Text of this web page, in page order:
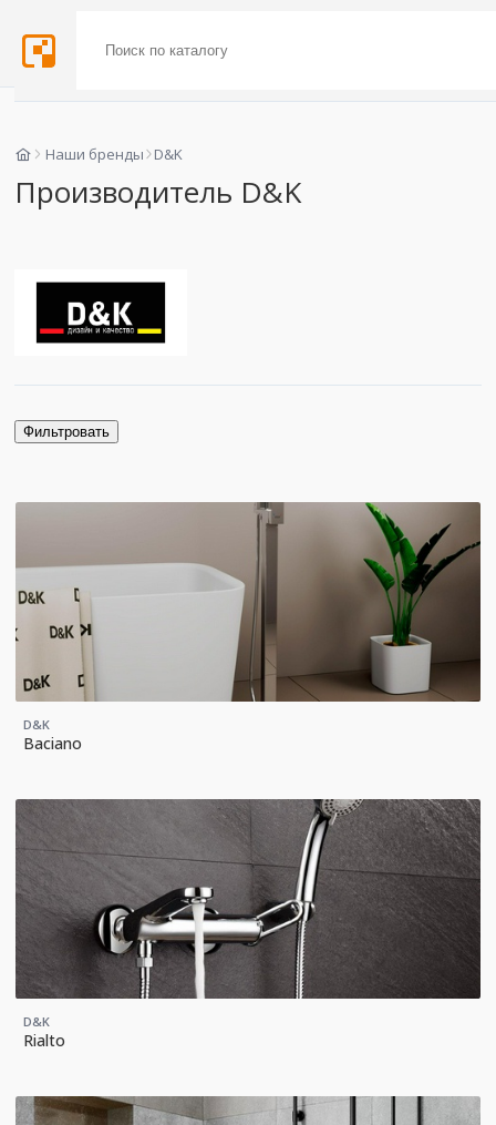
Наши бренды D&K
Производитель D&K
Фильтровать
D&K
Baciano
D&K
Rialto